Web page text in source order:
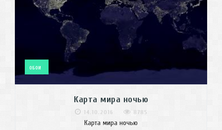
ОБОИ
Карта мира ночью
14.10.2016 8785
Карта мира ночью